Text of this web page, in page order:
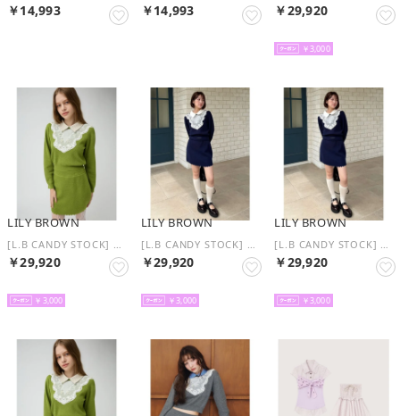
￥14,993 ￥14,993 ￥29,920
￥3,000
LILY BROWN
[L.B CANDY STOCK] エンブロイダリービブカラーニットセット （GRN）
￥29,920
￥3,000
LILY BROWN
[L.B CANDY STOCK] エンブロイダリービブカラーニットセット （NVY）
￥29,920
￥3,000
LILY BROWN
[L.B CANDY STOCK] エンブロイダリービブカラーニットセット （NVY）
￥29,920
￥3,000